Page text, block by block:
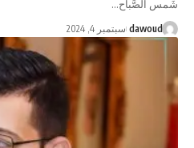
شَمس الصَّباح…
dawoud سبتمبر 4, 2024